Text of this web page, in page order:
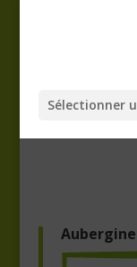
Sélectionner